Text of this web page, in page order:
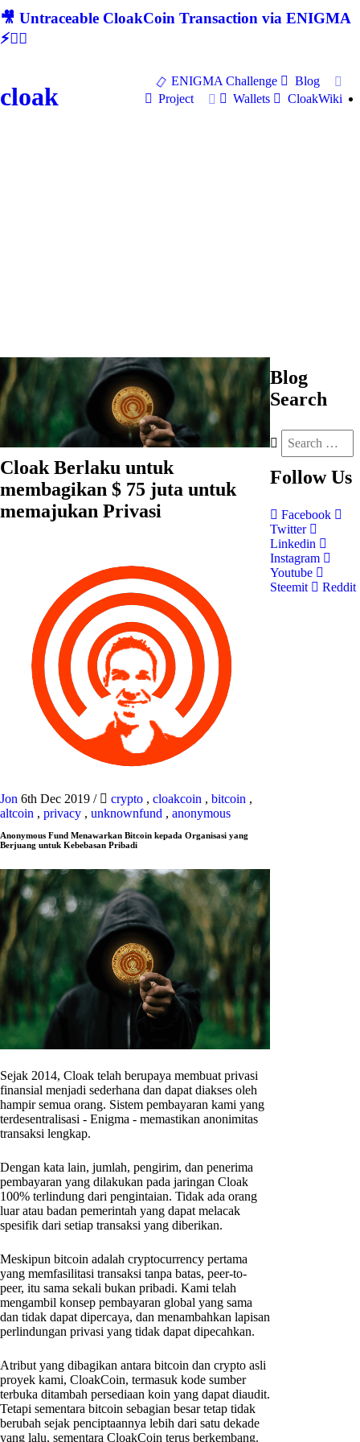
🎥 Untraceable CloakCoin Transaction via ENIGMA
⚡🕵‍♂
cloak
ENIGMA Challenge
Blog
Project
Wallets CloakWiki
Cloak Berlaku untuk
membagikan $ 75 juta untuk
memajukan Privasi
Jon 6th Dec 2019 / crypto , cloakcoin , bitcoin ,
altcoin , privacy , unknownfund , anonymous
Anonymous Fund Menawarkan Bitcoin kepada Organisasi yang
Berjuang untuk Kebebasan Pribadi
Sejak 2014, Cloak telah berupaya membuat privasi
finansial menjadi sederhana dan dapat diakses oleh
hampir semua orang. Sistem pembayaran kami yang
terdesentralisasi - Enigma - memastikan anonimitas
transaksi lengkap.
Dengan kata lain, jumlah, pengirim, dan penerima
pembayaran yang dilakukan pada jaringan Cloak
100% terlindung dari pengintaian. Tidak ada orang
luar atau badan pemerintah yang dapat melacak
spesifik dari setiap transaksi yang diberikan.
Meskipun bitcoin adalah cryptocurrency pertama
yang memfasilitasi transaksi tanpa batas, peer-to-
peer, itu sama sekali bukan pribadi. Kami telah
mengambil konsep pembayaran global yang sama
dan tidak dapat dipercaya, dan menambahkan lapisan
perlindungan privasi yang tidak dapat dipecahkan.
Atribut yang dibagikan antara bitcoin dan crypto asli
proyek kami, CloakCoin, termasuk kode sumber
terbuka ditambah persediaan koin yang dapat diaudit.
Tetapi sementara bitcoin sebagian besar tetap tidak
berubah sejak penciptaannya lebih dari satu dekade
yang lalu, sementara CloakCoin terus berkembang.
Blog
Search
Follow Us
Facebook
Twitter
Linkedin
Instagram
Youtube
Steemit
Reddit